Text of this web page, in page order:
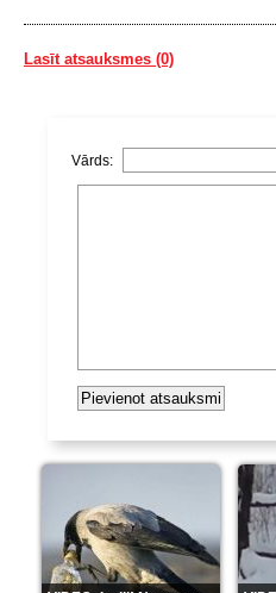
Lasīt atsauksmes (0)
Vārds: